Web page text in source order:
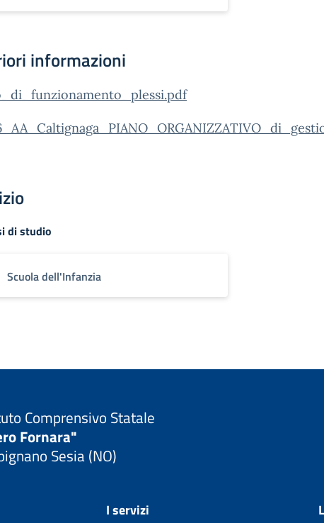
informazioni
di studio
Scuola dell'Infanzia
Comprensivo Statale
Fornara"
Sesia (NO)
I servizi